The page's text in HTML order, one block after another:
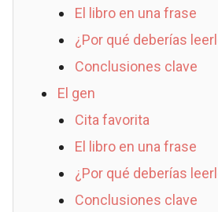
El libro en una frase
¿Por qué deberías
Conclusiones clave
El gen
Cita favorita
El libro en una frase
¿Por qué deberías
Conclusiones clave